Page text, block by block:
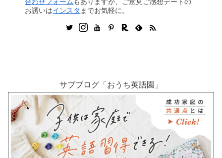
お誘いはインスタ までお気軽に。
サブブログ「おうち英語園」